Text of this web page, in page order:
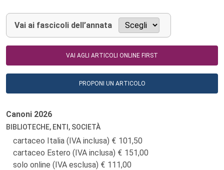
Vai ai fascicoli dell’annata
VAI AGLI ARTICOLI ONLINE FIRST
PROPONI UN ARTICOLO
Canoni 2026
BIBLIOTECHE, ENTI, SOCIETÀ
cartaceo Italia (IVA inclusa)
101,50
cartaceo Estero (IVA inclusa)
151,00
solo online (IVA esclusa)
111,00